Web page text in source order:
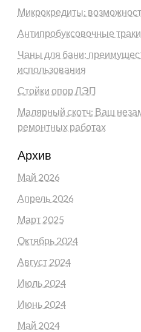
Микрокредиты:
Антипробуксовочные
Чаны для бани:
использования
Стойки опор ЛЭП
Малярный скотч: Ваш
ремонтных работах
Архив
Май 2026
Апрель 2026
Март 2025
Октябрь 2024
Август 2024
Июль 2024
Июнь 2024
Май 2024